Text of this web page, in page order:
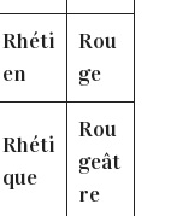
Rhéti
en
Rou
ge
Rhéti
que
Rou
geât
re